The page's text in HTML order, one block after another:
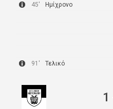
45'
Ημίχρονο
91'
Τελικό
1